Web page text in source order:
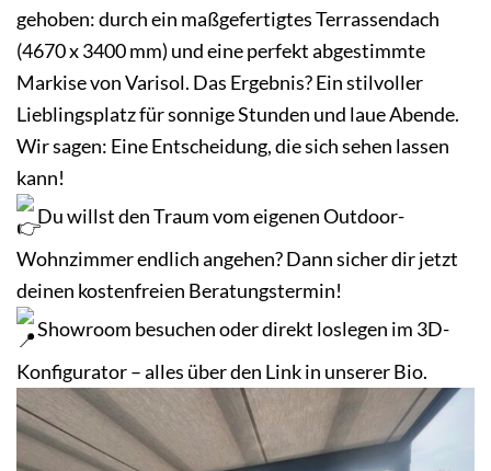
gehoben: durch ein maßgefertigtes Terrassendach
(4670 x 3400 mm) und eine perfekt abgestimmte
Markise von Varisol. Das Ergebnis? Ein stilvoller
Lieblingsplatz für sonnige Stunden und laue Abende.
Wir sagen: Eine Entscheidung, die sich sehen lassen
kann!
Du willst den Traum vom eigenen Outdoor-
Wohnzimmer endlich angehen? Dann sicher dir jetzt
deinen kostenfreien Beratungstermin!
Showroom besuchen oder direkt loslegen im 3D-
Konfigurator – alles über den Link in unserer Bio.